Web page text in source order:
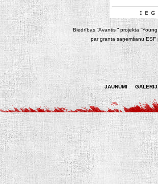
Biedrības “Avantis “ projekta
par granta saņemšanu ESF
JAUNUMI